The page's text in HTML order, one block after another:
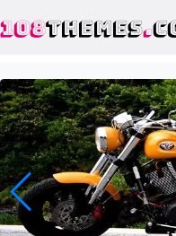
108THEMES.